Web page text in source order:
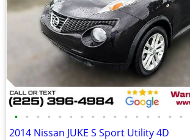
• • • • • • • • • • • • • • • •
2014 Nissan JUKE S Sport Utility 4D